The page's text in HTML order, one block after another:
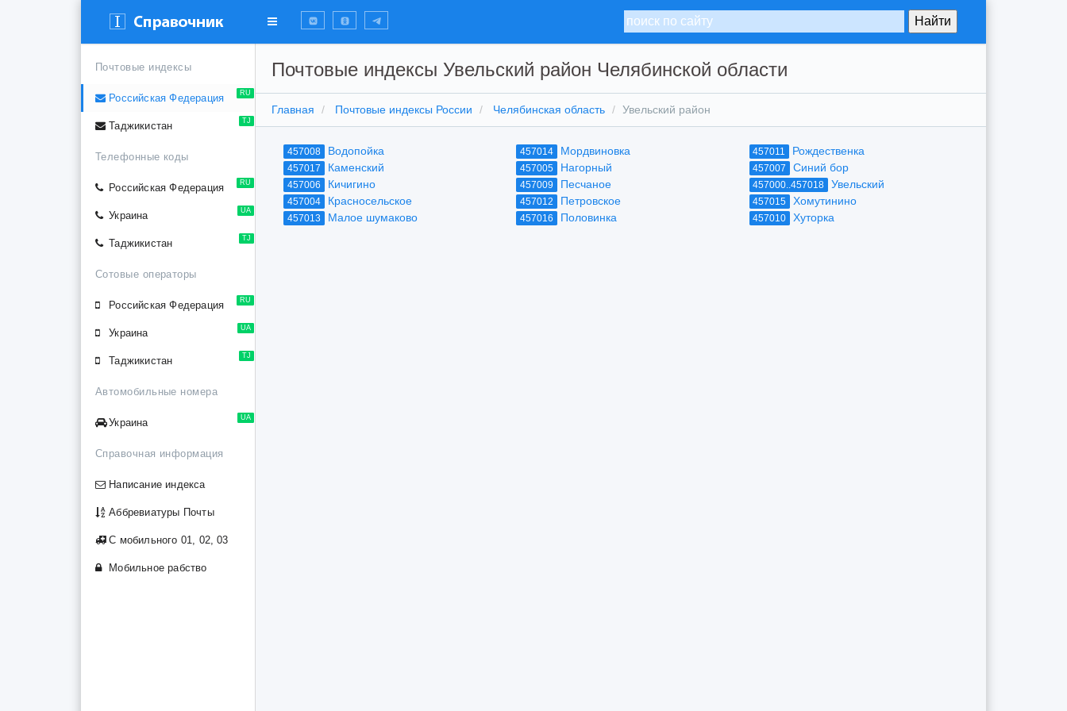
Почтовые индексы
RU
Российская Федерация
TJ
Таджикистан
Телефонные коды
RU
Российская Федерация
UA
Украина
TJ
Таджикистан
Сотовые операторы
RU
Российская Федерация
UA
Украина
TJ
Таджикистан
Автомобильные номера
UA
Украина
Справочная информация
Написание индекса
Аббревиатуры Почты
С мобильного 01, 02, 03
Мобильное рабство
Почтовые индексы Увельский район Челябинской области
Главная Почтовые индексы России Челябинская область Увельский район
457008 Водопойка
457017 Каменский
457006 Кичигино
457004 Красносельское
457013 Малое шумаково
457014 Мордвиновка
457005 Нагорный
457009 Песчаное
457012 Петровское
457016 Половинка
457011 Рождественка
457007 Синий бор
457000..457018 Увельский
457015 Хомутинино
457010 Хуторка